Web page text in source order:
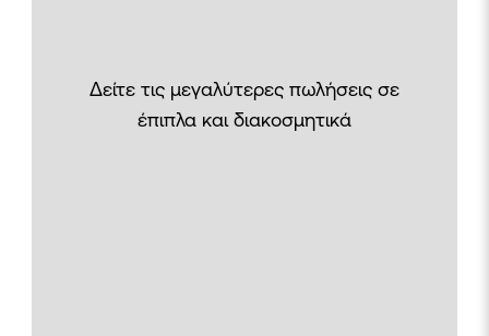
Δείτε τις μεγαλύτερες πωλήσεις σε
έπιπλα και διακοσμητικά